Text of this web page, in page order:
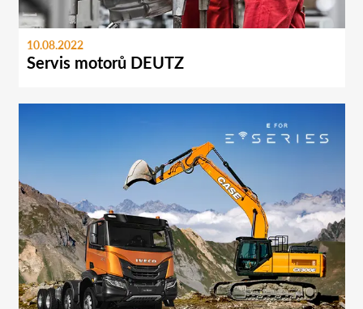
10.08.2022
Servis motorů DEUTZ